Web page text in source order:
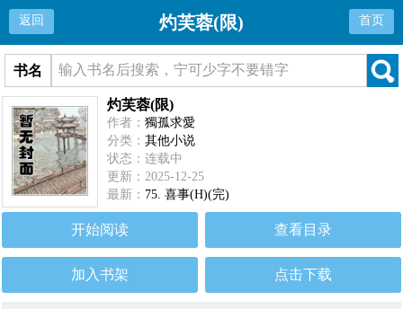
返回 灼芙蓉(限) 首页
书名
灼芙蓉(限)
作者：獨孤求愛
分类：其他小说
状态：连载中
更新：2025-12-25
最新： 75. 喜事(H)(完)
开始阅读 查看目录
加入书架 点击下载